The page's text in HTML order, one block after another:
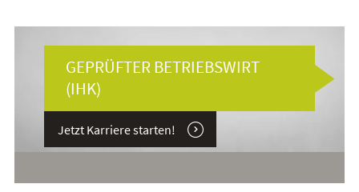
GEPRÜFTER BETRIEBSWIRT
(IHK)
Jetzt Karriere starten!